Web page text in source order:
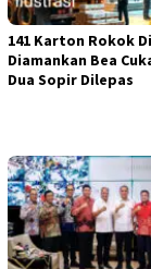
141 Karton Rokok
Diamankan Bea
Dua Sopir Dilepas